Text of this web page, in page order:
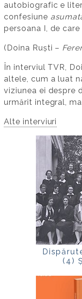
autobiografic e
confesiune
persoana I, de
(Doina Ruști –
În interviul TVR,
altele, cum a luat
viziunea ei despre
urmărit integral,
Alte interviuri
(4)